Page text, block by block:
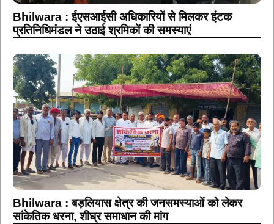
Bhilwara : ईएसआईसी अधिकारियों से मिलकर इंटक
प्रतिनिधिमंडल ने उठाई श्रमिकों की समस्याएं
Bhilwara : बड़लियास क्षेत्र की जनसमस्याओं को लेकर
सांकेतिक धरना, शीघ्र समाधान की मांग